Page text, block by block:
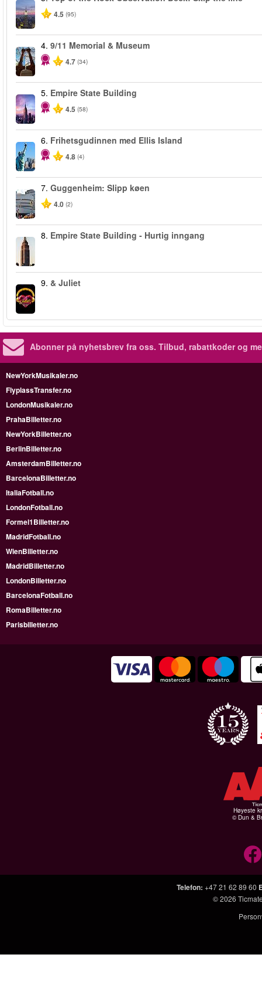
4.5 (95)
4. 9/11 Memorial & Museum
4.7 (34)
5. Empire State Building
4.5 (58)
6. Frihetsgudinnen med Ellis Island
4.8 (4)
7. Guggenheim: Slipp køen
4.0 (2)
8. Empire State Building - Hurtig inngang
9. & Juliet
Abonner på nyhetsbrev fra oss. Tilbud, rabattkoder og
NewYorkMusikaler.no
FlyplassTransfer.no
LondonMusikaler.no
PrahaBilletter.no
NewYorkBilletter.no
BerlinBilletter.no
AmsterdamBilletter.no
BarcelonaBilletter.no
ItaliaFotball.no
LondonFotball.no
Formel1Billetter.no
MadridFotball.no
WienBilletter.no
MadridBilletter.no
LondonBilletter.no
BarcelonaFotball.no
RomaBilletter.no
Parisbilletter.no
Høyeste
© Dun &
Telefon: +47 21 62 89 60
© 2026